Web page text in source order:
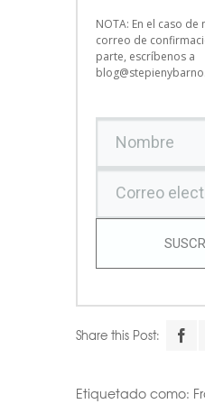
NOTA: En el caso
correo de
parte, escríbenos a
Share this Post:
Etiquetado como: